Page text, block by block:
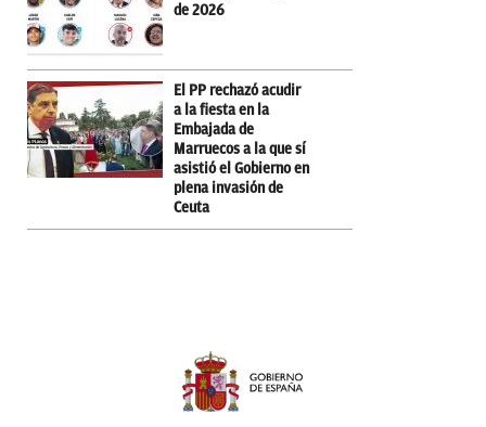
de 2026
El PP rechazó acudir
a la fiesta en la
Embajada de
Marruecos a la que sí
asistió el Gobierno en
plena invasión de
Ceuta